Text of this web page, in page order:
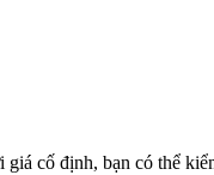
cố định, bạn có thể